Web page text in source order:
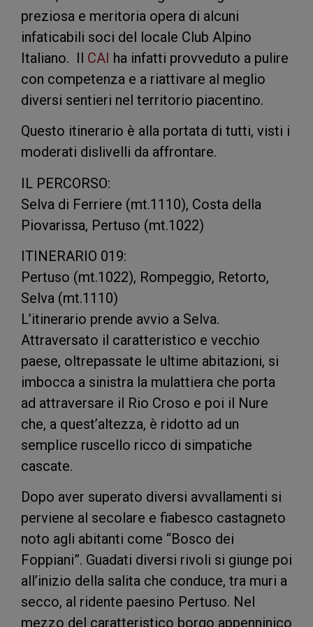
preziosa e meritoria opera di alcuni
infaticabili soci del locale Club Alpino
Italiano. Il CAI ha infatti provveduto a pulire
con competenza e a riattivare al meglio
diversi sentieri nel territorio piacentino.
Questo itinerario è alla portata di tutti, visti i
moderati dislivelli da affrontare.
IL PERCORSO:
Selva di Ferriere (mt.1110), Costa della
Piovarissa, Pertuso (mt.1022)
ITINERARIO 019:
Pertuso (mt.1022), Rompeggio, Retorto,
Selva (mt.1110)
L’itinerario prende avvio a Selva.
Attraversato il caratteristico e vecchio
paese, oltrepassate le ultime abitazioni, si
imbocca a sinistra la mulattiera che porta
ad attraversare il Rio Croso e poi il Nure
che, a quest’altezza, è ridotto ad un
semplice ruscello ricco di simpatiche
cascate.
Dopo aver superato diversi avvallamenti si
perviene al secolare e fiabesco castagneto
noto agli abitanti come “Bosco dei
Foppiani”. Guadati diversi rivoli si giunge poi
all’inizio della salita che conduce, tra muri a
secco, al ridente paesino Pertuso. Nel
mezzo del caratteristico borgo appenninico